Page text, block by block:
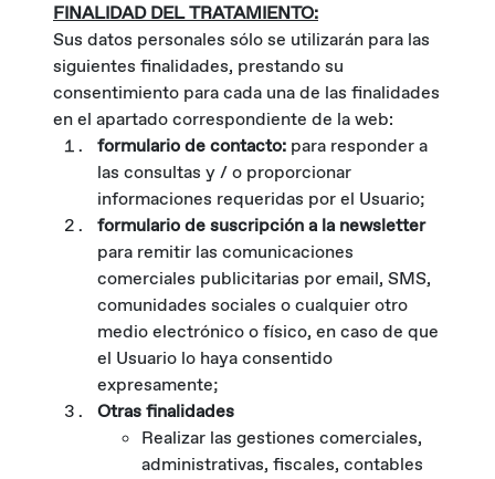
FINALIDAD DEL TRATAMIENTO:
Sus datos personales sólo se utilizarán para las
siguientes finalidades, prestando su
consentimiento para cada una de las finalidades
en el apartado correspondiente de la web:
formulario de contacto: para responder a
las consultas y / o proporcionar
informaciones requeridas por el Usuario;
formulario de suscripción a la newsletter
para remitir las comunicaciones
comerciales publicitarias por email, SMS,
comunidades sociales o cualquier otro
medio electrónico o físico, en caso de que
el Usuario lo haya consentido
expresamente;
Otras finalidades
Realizar las gestiones comerciales,
administrativas, fiscales, contables